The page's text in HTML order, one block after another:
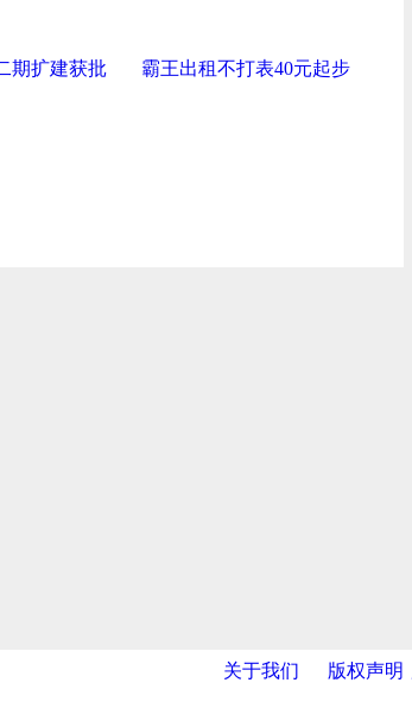
期扩建获批 霸王出租不打表40元起步
关于我们 版权声明